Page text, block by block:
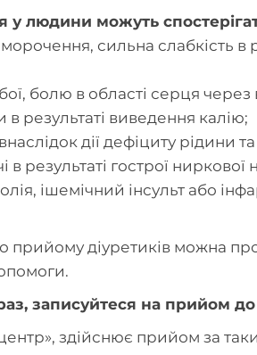
людини можуть
сильна слабкість в
болю в області серця через
результаті виведення калію;
дії дефіциту рідини
результаті гострої
ішемічний інсульт або
діуретиків можна
записуйтеся на прийом
здійснює прийом за